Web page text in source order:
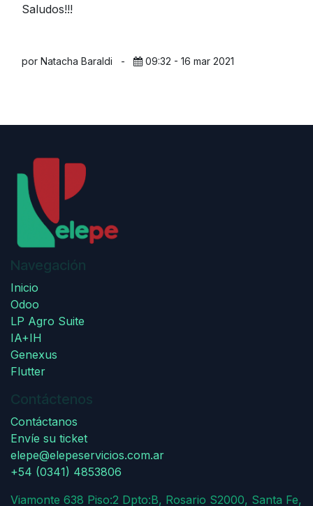
Saludos!!!
por Natacha Baraldi - 09:32 - 16 mar 2021
Navegación
Inicio
Odoo
LP Agro Suite
IA+IH
Genexus
Flutter
Contáctenos
Contáctanos
Envíe su ticket
elepe@elepeservicios.com.ar
+54 (0341) 4853806
Viamonte 638 Piso:2 Dpto:B, Rosario S2000, Santa Fe,